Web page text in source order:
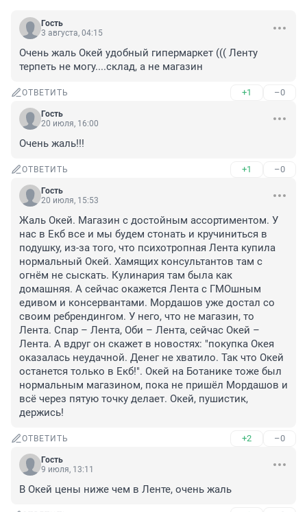
Гость
3 августа, 04:15
Очень жаль Окей удобный гипермаркет ((( Ленту
терпеть не могу....склад, а не магазин
ОТВЕТИТЬ +1 –0
Гость
20 июля, 16:00
Очень жаль!!!
ОТВЕТИТЬ +1 –0
Гость
20 июля, 15:53
Жаль Окей. Магазин с достойным ассортиментом. У
нас в Екб все и мы будем стонать и кручиниться в
подушку, из-за того, что психотропная Лента купила
нормальный Окей. Хамящих консультантов там с
огнём не сыскать. Кулинария там была как
домашняя. А сейчас окажется Лента с ГМОшным
едивом и консервантами. Мордашов уже достал со
своим ребрендингом. У него, что не магазин, то
Лента. Спар – Лента, Оби – Лента, сейчас Окей –
Лента. А вдруг он скажет в новостях: "покупка Окея
оказалась неудачной. Денег не хватило. Так что Окей
останется только в Екб!". Окей на Ботанике тоже был
нормальным магазином, пока не пришёл Мордашов и
всё через пятую точку делает. Окей, пушистик,
держись!
ОТВЕТИТЬ +2 –0
Гость
9 июля, 13:11
В Окей цены ниже чем в Ленте, очень жаль